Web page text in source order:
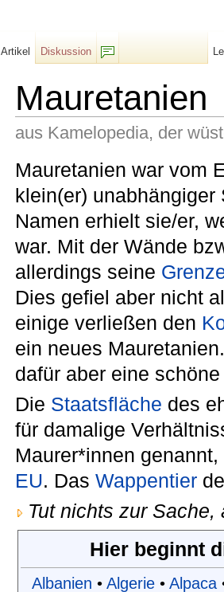
Mauretanien
aus Kamelopedia, der
Mauretanien war vom
klein(er)
Namen erhielt sie/er,
war. Mit der Wände
allerdings seine
Dies gefiel aber nicht
einige verließen den
ein neues
dafür aber eine
Die Staatsfläche des
für damalige
Maurer*innen
EU. Das Wappentier
Tut nichts zur
Hier beginnt
Albanien • Algerie • Alpaca
Artikel
Diskussion